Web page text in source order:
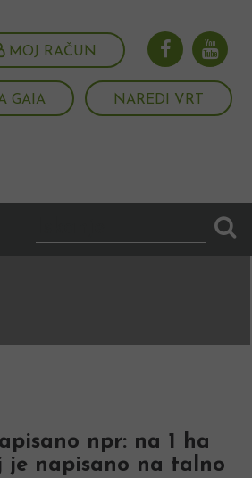
MOJ RAČUN
GAIA NAREDI VRT
npr: na 1 ha
je napisano na talno